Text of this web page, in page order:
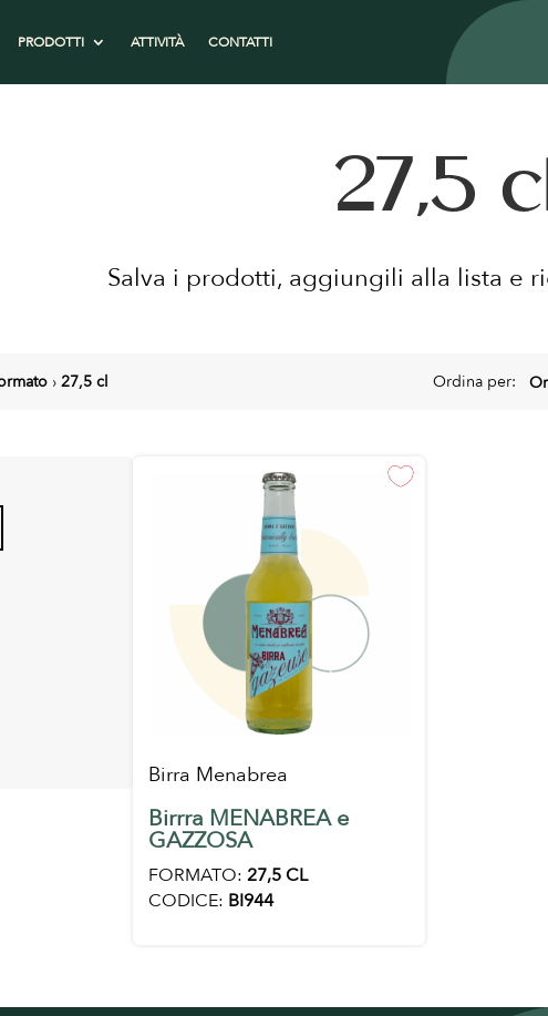
PRODOTTI ATTIVITÀ CONTATTI
27,5
Salva i prodotti, aggiungili alla lista e
› 27,5 cl Ordina per:
Birra Menabrea
Birrra MENABREA e
GAZZOSA
FORMATO: 27,5 CL
CODICE: BI944